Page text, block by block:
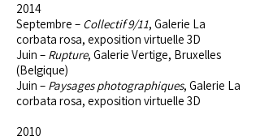
2014
Septembre – Collectif 9/11, Galerie La
corbata rosa, exposition virtuelle 3D
Juin – Rupture, Galerie Vertige, Bruxelles
(Belgique)
Juin – Paysages photographiques, Galerie La
corbata rosa, exposition virtuelle 3D
2010